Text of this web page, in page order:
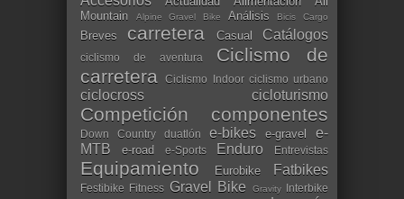
Mountain
Alpine Gravel Bike Análisis Bicis Cargo
Breves carretera Casual Catálogos
ciclismo de aventura
Ciclismo de
carretera
Ciclismo Indoor ciclismo urbano
ciclocross cicloturismo
Competición componentes
Down Country duatlón e-bikes e-gravel
e-
MTB
e-road e-Sports Enduro Entrevistas
Equipamiento Eurobike Fatbikes
Festibike Fitness Gravel Bike Gravity Interbike